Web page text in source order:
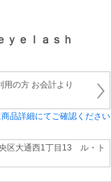
ｅｌａｓｈ
の方 お会計より
品詳細にてご確認ください
区大通西1丁目13 ル・ト